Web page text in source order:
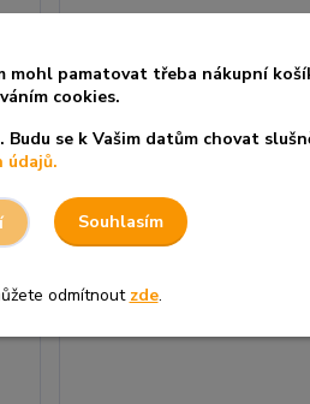
49
mohl pamatovat třeba nákupní
cookies.
se k Vašim datům chovat
údajů.
Souhlasím
odmítnout zde.